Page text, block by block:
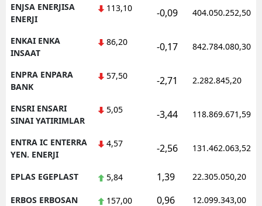
ENJSA ENERJISA
ENERJI
113,10 -0,09 404.050.252,50
ENKAI ENKA
INSAAT
86,20 -0,17 842.784.080,30
ENPRA ENPARA
BANK
57,50 -2,71 2.282.845,20
ENSRI ENSARI
SINAI YATIRIMLAR
5,05 -3,44 118.869.671,59
ENTRA IC ENTERRA
YEN. ENERJI
4,57 -2,56 131.462.063,52
EPLAS EGEPLAST 5,84 1,39 22.305.050,20
ERBOS ERBOSAN 157,00 0,96 12.099.343,00